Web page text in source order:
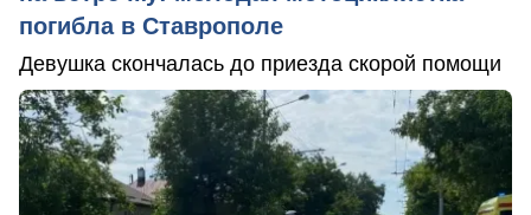
погибла в Ставрополе
Девушка скончалась до приезда скорой помощи